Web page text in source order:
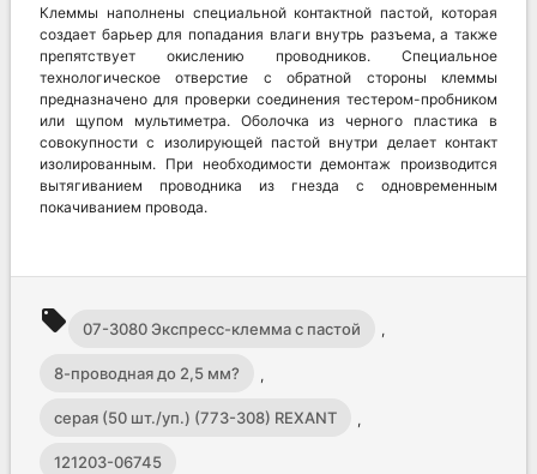
Клеммы наполнены специальной контактной пастой, которая
создает барьер для попадания влаги внутрь разъема, а также
препятствует окислению проводников. Специальное
технологическое отверстие с обратной стороны клеммы
предназначено для проверки соединения тестером-пробником
или щупом мультиметра. Оболочка из черного пластика в
совокупности с изолирующей пастой внутри делает контакт
изолированным. При необходимости демонтаж производится
вытягиванием проводника из гнезда с одновременным
покачиванием провода.
local_offer 07-3080 Экспресс-клемма с пастой ,
8-проводная до 2,5 мм? ,
серая (50 шт./уп.) (773-308) REXANT ,
121203-06745